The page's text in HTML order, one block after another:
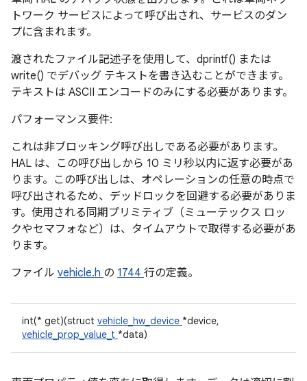
トワーク サービスによって呼び出され、サービスのダン
プに含まれます。
渡されたファイル記述子を使用して、dprintf() または
write() でデバッグ テキストを書き込むことができます。
テキストは ASCII エンコードのみにする必要があります。
パフォーマンス要件:
これは非ブロッキング呼び出しである必要があります。
HAL は、この呼び出しから 10 ミリ秒以内に返す必要があ
ります。この呼び出しは、オペレーションの任意の時点で
呼び出されるため、デッドロックを回避する必要がありま
す。使用される同期プリミティブ（ミューテックス ロッ
クやセマフォなど）は、タイムアウトで取得する必要があ
ります。
ファイル vehicle.h の 1744 行の定義。
int(* get)(struct vehicle_hw_device *device,
vehicle_prop_value_t *data)